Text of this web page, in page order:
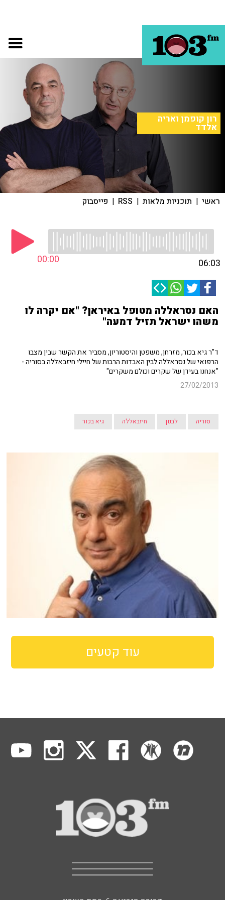
רון קופמן ואריה
אלדד
ראשי | תוכניות מלאות |
RSS
| פייסבוק
00:00 06:03
האם נסראללה מטופל באיראן? "אם יקרה לו
משהו ישראל תזיל דמעה"
ד"ר גיא בכור, מזרחן, משפטן והיסטוריון, מסביר את הקשר שבין מצבו
הרפואי של נסראללה לבין האבדות הרבות של חיילי חיזבאללה בסוריה -
"אנחנו בעידן של שקרים וכולם משקרים"
27/02/2013
סוריה לבנון חיזבאללה גיא בכור
עוד קטעים